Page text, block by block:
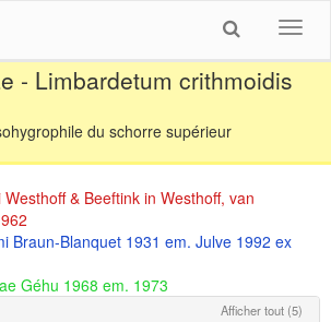
- Limbardetum crithmoidis
du schorre supérieur
& Beeftink in Westhoff, van
Braun-Blanquet 1931 em. Julve 1992 ex
Géhu 1968 em. 1973
Afficher tout (5)